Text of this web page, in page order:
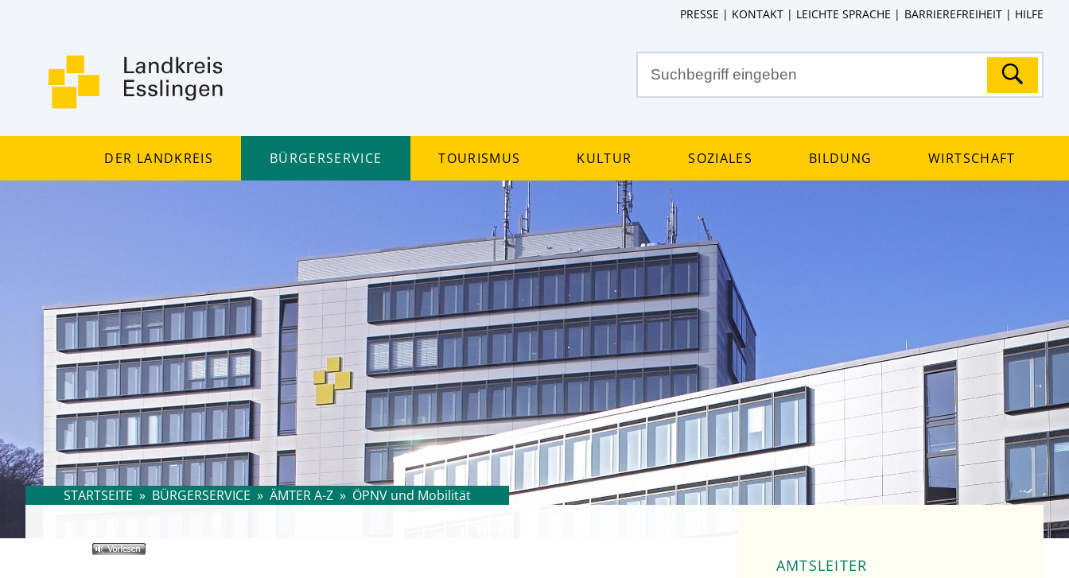
PRESSE KONTAKT LEICHTE SPRACHE BARRIEREFREIHEIT HILFE
Der Landkreis Bürgerservice Tourismus Kultur Soziales Bildung Wirtschaft
STARTSEITE » BÜRGERSERVICE » ÄMTER A-Z » ÖPNV und Mobilität
AMTSLEITER